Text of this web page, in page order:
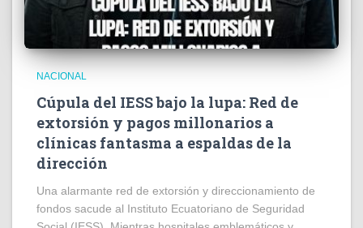
NACIONAL
Cúpula del IESS bajo la lupa: Red de
extorsión y pagos millonarios a
clínicas fantasma a espaldas de la
dirección
​Una alarmante red de extorsión y direccionamiento de
fondos sacude al Instituto Ecuatoriano de Seguridad